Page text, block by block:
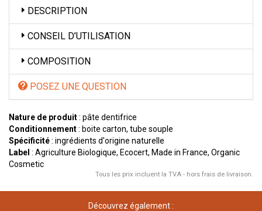
DESCRIPTION
CONSEIL D’UTILISATION
COMPOSITION
POSEZ UNE QUESTION
Nature de produit: pâte dentifrice
Conditionnement: boite carton, tube souple
Spécificité: ingrédients d'origine naturelle
Label : Agriculture Biologique, Ecocert, Made in France, Organic
Cosmetic
Tous les prix incluent la TVA - hors frais de livraison.
Découvrez également :